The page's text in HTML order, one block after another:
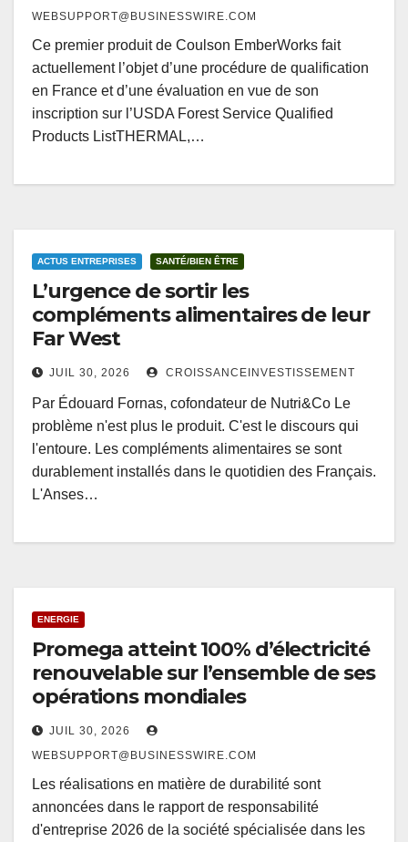
WEBSUPPORT@BUSINESSWIRE.COM
Ce premier produit de Coulson EmberWorks fait
actuellement l’objet d’une procédure de qualification
en France et d’une évaluation en vue de son
inscription sur l’USDA Forest Service Qualified
Products ListTHERMAL,…
ACTUS ENTREPRISES SANTÉ/BIEN ÊTRE
L’urgence de sortir les
compléments alimentaires de leur
Far West
JUIL 30, 2026 CROISSANCEINVESTISSEMENT
Par Édouard Fornas, cofondateur de Nutri&Co Le
problème n'est plus le produit. C'est le discours qui
l'entoure. Les compléments alimentaires se sont
durablement installés dans le quotidien des Français.
L'Anses…
ENERGIE
Promega atteint 100% d’électricité
renouvelable sur l’ensemble de ses
opérations mondiales
JUIL 30, 2026
WEBSUPPORT@BUSINESSWIRE.COM
Les réalisations en matière de durabilité sont
annoncées dans le rapport de responsabilité
d'entreprise 2026 de la société spécialisée dans les